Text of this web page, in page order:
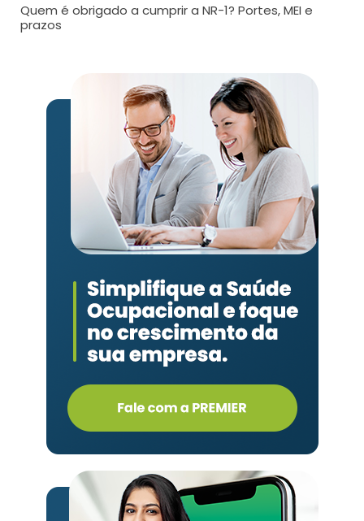
Quem é obrigado a cumprir a NR-1? Portes, MEI e
prazos